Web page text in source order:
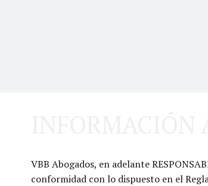
VBB Abogados, en adelante
conformidad con lo dispuesto en el